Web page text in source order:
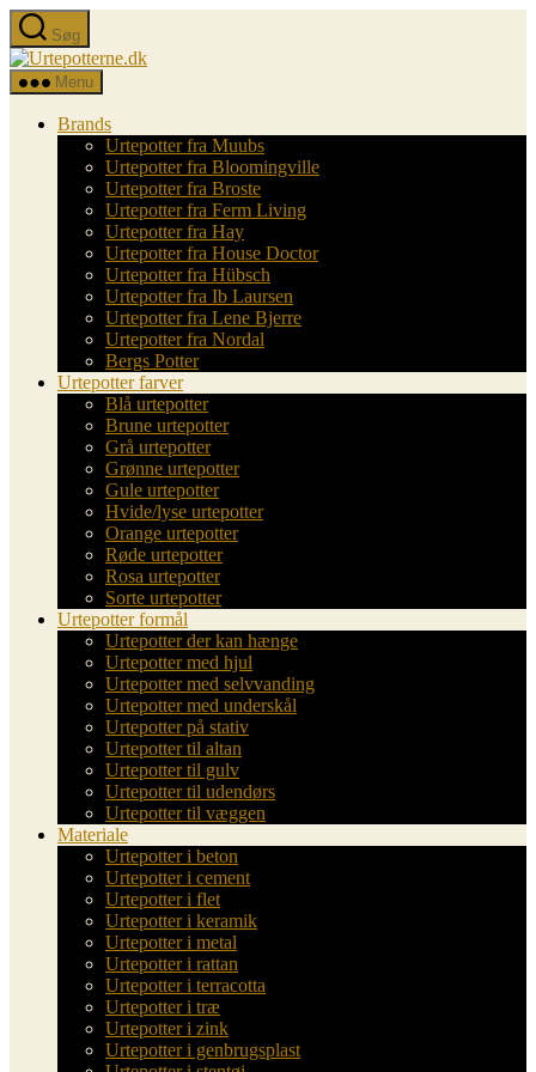
Spring
til
indholdet
Søg
Urtepotterne.dk
Menu
Brands
Urtepotter fra Muubs
Urtepotter fra Bloomingville
Urtepotter fra Broste
Urtepotter fra Ferm Living
Urtepotter fra Hay
Urtepotter fra House Doctor
Urtepotter fra Hübsch
Urtepotter fra Ib Laursen
Urtepotter fra Lene Bjerre
Urtepotter fra Nordal
Bergs Potter
Urtepotter farver
Blå urtepotter
Brune urtepotter
Grå urtepotter
Grønne urtepotter
Gule urtepotter
Hvide/lyse urtepotter
Orange urtepotter
Røde urtepotter
Rosa urtepotter
Sorte urtepotter
Urtepotter formål
Urtepotter der kan hænge
Urtepotter med hjul
Urtepotter med selvvanding
Urtepotter med underskål
Urtepotter på stativ
Urtepotter til altan
Urtepotter til gulv
Urtepotter til udendørs
Urtepotter til væggen
Materiale
Urtepotter i beton
Urtepotter i cement
Urtepotter i flet
Urtepotter i keramik
Urtepotter i metal
Urtepotter i rattan
Urtepotter i terracotta
Urtepotter i træ
Urtepotter i zink
Urtepotter i genbrugsplast